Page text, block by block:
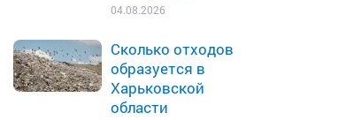
04.08.2026
Сколько отходов
образуется в
Харьковской
области